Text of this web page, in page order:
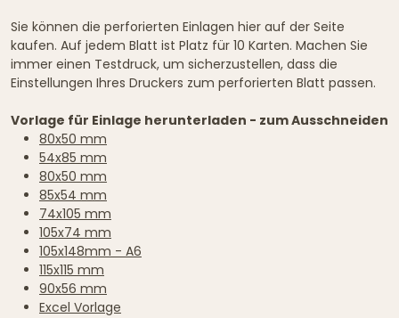
Sie können die perforierten Einlagen hier auf der Seite
kaufen. Auf jedem Blatt ist Platz für 10 Karten. Machen Sie
immer einen Testdruck, um sicherzustellen, dass die
Einstellungen Ihres Druckers zum perforierten Blatt passen.
Vorlage für Einlage herunterladen - zum Ausschneiden
80x50 mm
54x85 mm
80x50 mm
85x54 mm
74x105 mm
105x74 mm
105x148mm - A6
115x115 mm
90x56 mm
Excel Vorlage